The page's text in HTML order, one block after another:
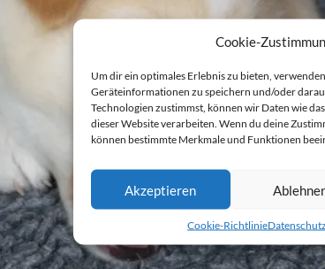
Cookie-
Um dir ein optimales Erlebnis zu bieten,
Geräteinformationen zu speichern und/oder
Technologien zustimmst, können wir Daten wie
dieser Website verarbeiten. Wenn du deine
können bestimmte Merkmale und Funktionen
Akzeptieren
Cookie-Richtlinie